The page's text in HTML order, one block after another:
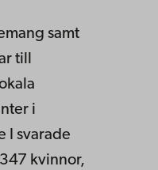
samt
till
i
I svarade
kvinnor,